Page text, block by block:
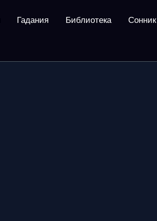
Гадания Библиотека Сонник